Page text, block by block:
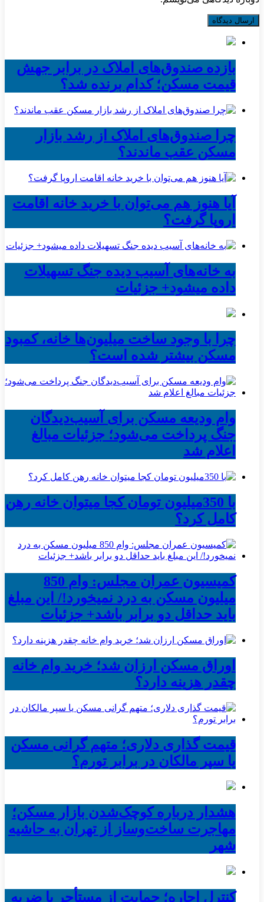
بازده صندوق‌های املاک در برابر جهش
قیمت مسکن؛ کدام برنده شد؟
چرا صندوق‌های املاک از رشد بازار
مسکن عقب ماندند؟
آیا هنوز هم می‌توان با خرید خانه اقامت
اروپا گرفت؟
به خانه‌های آسیب دیده جنگ تسهیلات
داده میشود+ جزئیات
چرا با وجود ساخت میلیون‌ها خانه، کمبود
مسکن بیشتر شده است؟
وام ودیعه مسکن برای آسیب‌دیدگان
جنگ پرداخت می‌شود؛ جزئیات مبالغ
اعلام شد
با 350میلیون تومان کجا میتوان خانه رهن
کامل کرد؟
کمیسیون عمران مجلس: وام 850
میلیون مسکن به درد نمیخورد!/ این مبلغ
باید حداقل دو برابر باشد+ جزئیات
اوراق مسکن ارزان شد؛ خرید وام خانه
چقدر هزینه دارد؟
قیمت گذاری دلاری؛ متهم گرانی مسکن
یا سپر مالکان در برابر تورم؟
هشدار درباره کوچک‌شدن بازار مسکن؛
مهاجرت ساخت‌وساز از تهران به حاشیه‌
شهر
کنترل اجاره؛ حمایت از مستأجر یا ضربه